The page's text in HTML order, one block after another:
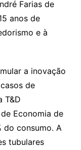
Farias de
anos de
e à
a inovação
de
T&D
Economia de
do consumo. A
tubulares